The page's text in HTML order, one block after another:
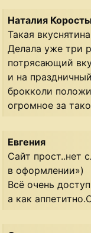
Наталия
Такая
Делала уже три
потрясающий
и на
брокколи
огромное за
Евгения
Сайт прост..нет
в оформлении»)
Всё очень
а как